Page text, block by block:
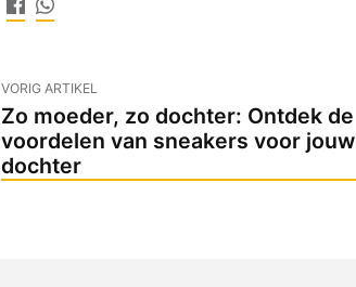
VORIG ARTIKEL
Zo moeder, zo dochter: Ontdek de
voordelen van sneakers voor jouw
dochter